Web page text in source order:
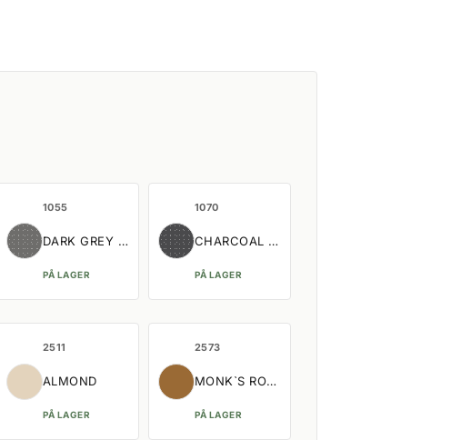
1055
DARK GREY MELANGE
PÅ LAGER
1070
CHARCOAL MELANGE
PÅ LAGER
2511
ALMOND
PÅ LAGER
2573
MONK`S ROBE
PÅ LAGER